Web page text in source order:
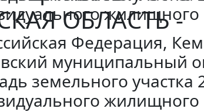
ОБЛАСТЬ -
жилищного
Федерация,
муниципальный
земельного участка
жилищного